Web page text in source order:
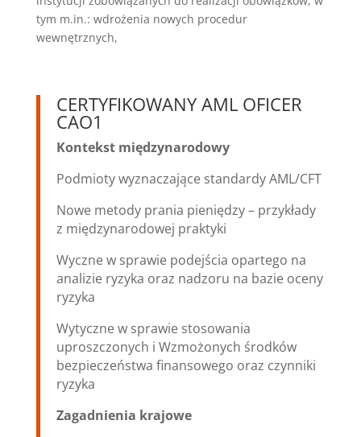
tym m.in.: wdrożenia nowych procedur
wewnętrznych,
CERTYFIKOWANY AML OFICER
CAO1
Kontekst międzynarodowy
Podmioty wyznaczające standardy AML/CFT
Nowe metody prania pieniędzy – przykłady
z międzynarodowej praktyki
Wyczne w sprawie podejścia opartego na
analizie ryzyka oraz nadzoru na bazie oceny
ryzyka
Wytyczne w sprawie stosowania
uproszczonych i Wzmożonych środków
bezpieczeństwa finansowego oraz czynniki
ryzyka
Zagadnienia krajowe